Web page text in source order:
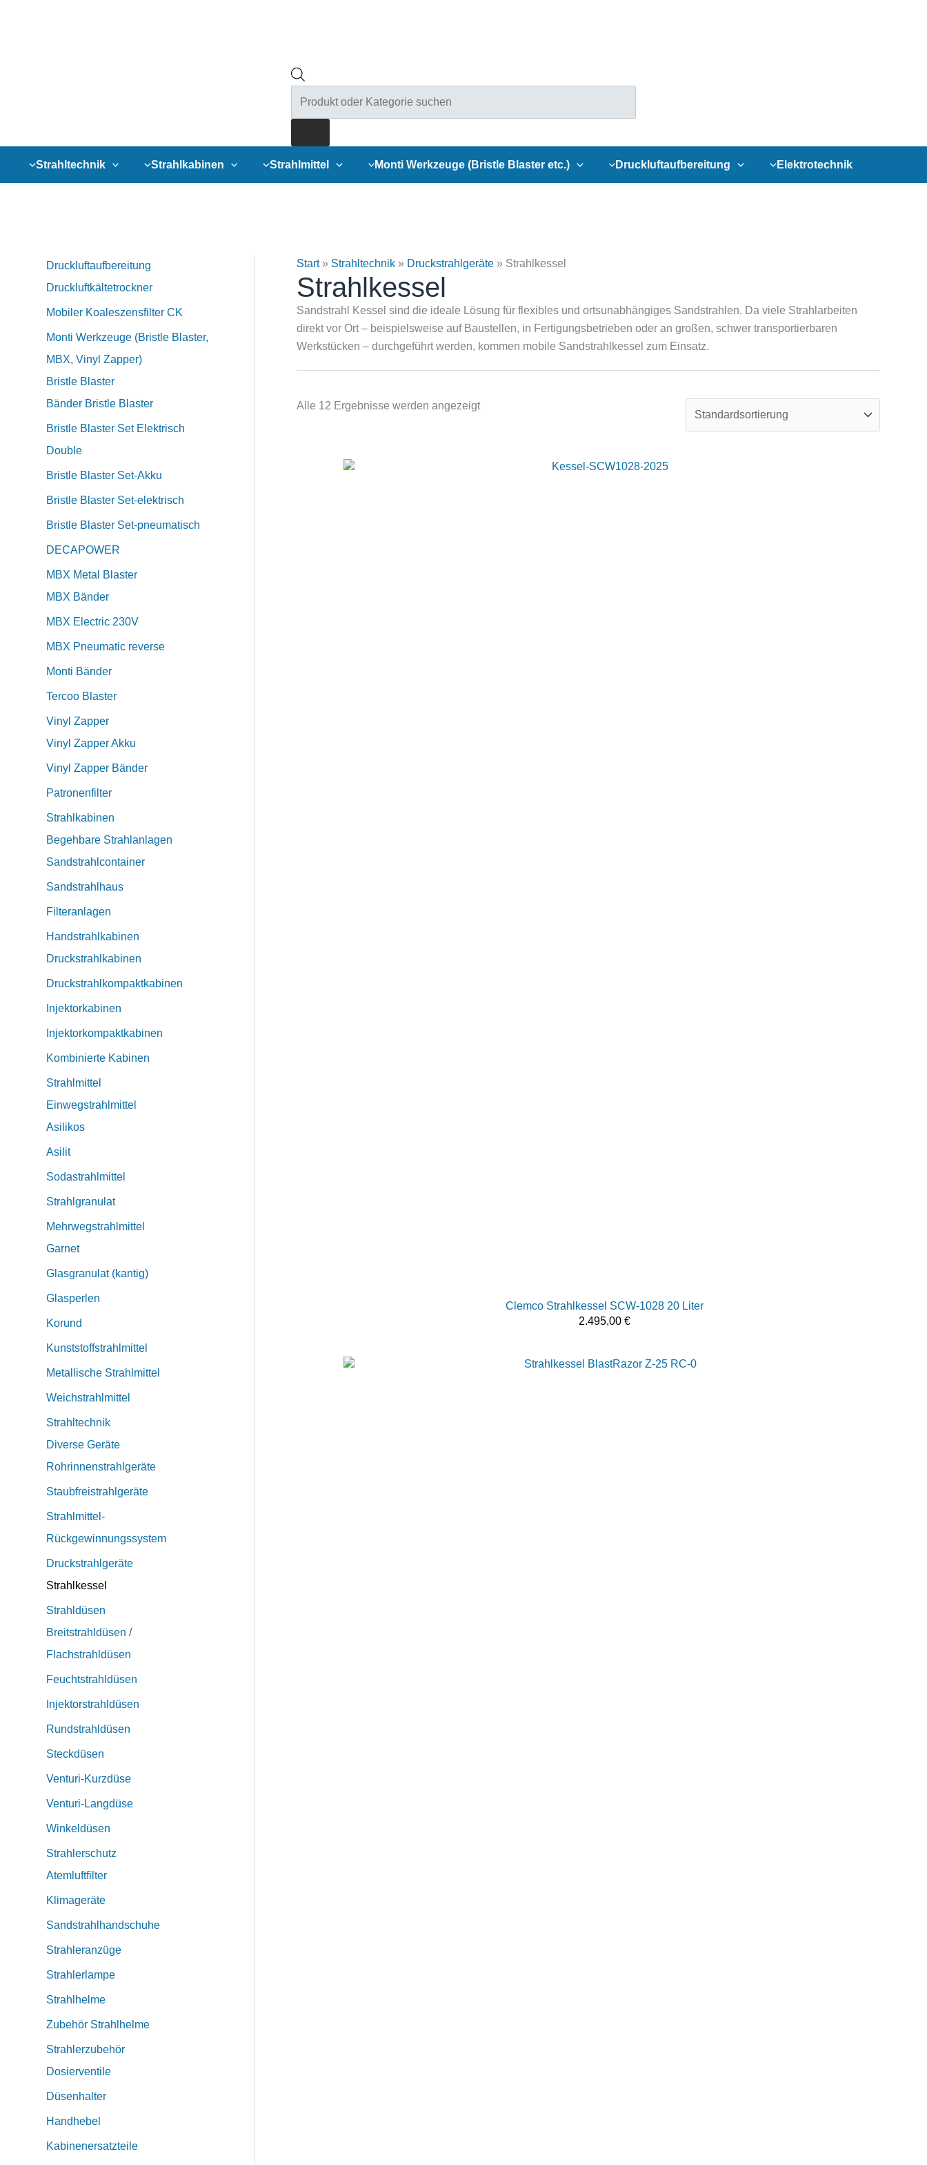
search
Strahltechnik Strahlkabinen Strahlmittel Monti Werkzeuge (Bristle Blaster etc.) Druckluftaufbereitung Elektrotechnik
Druckluftaufbereitung
Druckluftkältetrockner
Mobiler Koaleszensfilter CK
Monti Werkzeuge (Bristle Blaster,
MBX, Vinyl Zapper)
Bristle Blaster
Bänder Bristle Blaster
Bristle Blaster Set Elektrisch
Double
Bristle Blaster Set-Akku
Bristle Blaster Set-elektrisch
Bristle Blaster Set-pneumatisch
DECAPOWER
MBX Metal Blaster
MBX Bänder
MBX Electric 230V
MBX Pneumatic reverse
Monti Bänder
Tercoo Blaster
Vinyl Zapper
Vinyl Zapper Akku
Vinyl Zapper Bänder
Patronenfilter
Strahlkabinen
Begehbare Strahlanlagen
Sandstrahlcontainer
Sandstrahlhaus
Filteranlagen
Handstrahlkabinen
Druckstrahlkabinen
Druckstrahlkompaktkabinen
Injektorkabinen
Injektorkompaktkabinen
Kombinierte Kabinen
Strahlmittel
Einwegstrahlmittel
Asilikos
Asilit
Sodastrahlmittel
Strahlgranulat
Mehrwegstrahlmittel
Garnet
Glasgranulat (kantig)
Glasperlen
Korund
Kunststoffstrahlmittel
Metallische Strahlmittel
Weichstrahlmittel
Strahltechnik
Diverse Geräte
Rohrinnenstrahlgeräte
Staubfreistrahlgeräte
Strahlmittel-
Rückgewinnungssystem
Druckstrahlgeräte
Strahlkessel
Strahldüsen
Breitstrahldüsen /
Flachstrahldüsen
Feuchtstrahldüsen
Injektorstrahldüsen
Rundstrahldüsen
Steckdüsen
Venturi-Kurzdüse
Venturi-Langdüse
Winkeldüsen
Strahlerschutz
Atemluftfilter
Klimageräte
Sandstrahlhandschuhe
Strahleranzüge
Strahlerlampe
Strahlhelme
Zubehör Strahlhelme
Strahlerzubehör
Dosierventile
Düsenhalter
Handhebel
Kabinenersatzteile
Start» Strahltechnik» Druckstrahlgeräte» Strahlkessel
Strahlkessel
Sandstrahl Kessel sind die ideale Lösung für flexibles und ortsunabhängiges Sandstrahlen. Da viele Strahlarbeiten
direkt vor Ort – beispielsweise auf Baustellen, in Fertigungsbetrieben oder an großen, schwer transportierbaren
Werkstücken – durchgeführt werden, kommen mobile Sandstrahlkessel zum Einsatz.
Alle 12 Ergebnisse werden angezeigt
Clemco Strahlkessel SCW-1028 20 Liter
2.495,00€